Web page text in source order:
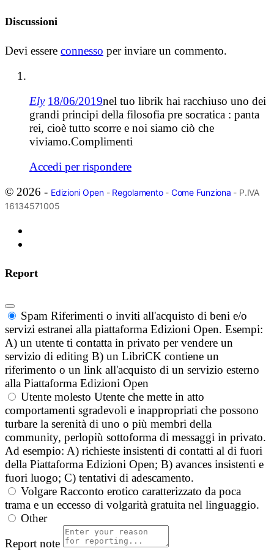
Discussioni
Devi essere connesso per inviare un commento.
Ely 18/06/2019nel tuo librik hai racchiuso uno dei
grandi principi della filosofia pre socratica : panta
rei, cioè tutto scorre e noi siamo ciò che
viviamo.Complimenti
Accedi per rispondere
© 2026 - Edizioni Open- Regolamento- Come Funziona - P.IVA
16134571005
Report
Spam Riferimenti o inviti all'acquisto di beni e/o
servizi estranei alla piattaforma Edizioni Open. Esempi:
A) un utente ti contatta in privato per vendere un
servizio di editing B) un LibriCK contiene un
riferimento o un link all'acquisto di un servizio esterno
alla Piattaforma Edizioni Open
Utente molesto Utente che mette in atto
comportamenti sgradevoli e inappropriati che possono
turbare la serenità di uno o più membri della
community, perlopiù sottoforma di messaggi in privato.
Ad esempio: A) richieste insistenti di contatti al di fuori
della Piattaforma Edizioni Open; B) avances insistenti e
fuori luogo; C) tentativi di adescamento.
Volgare Racconto erotico caratterizzato da poca
trama e un eccesso di volgarità gratuita nel linguaggio.
Other
Report note